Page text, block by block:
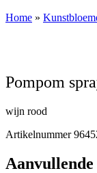
Home »
pompom
wijn rood
Artikelnummer